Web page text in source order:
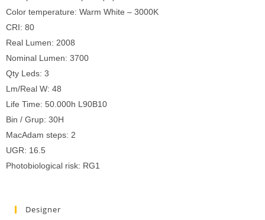
Color temperature: Warm White – 3000K
CRI: 80
Real Lumen: 2008
Nominal Lumen: 3700
Qty Leds: 3
Lm/Real W: 48
Life Time: 50.000h L90B10
Bin / Grup: 30H
MacAdam steps: 2
UGR: 16.5
Photobiological risk: RG1
Designer